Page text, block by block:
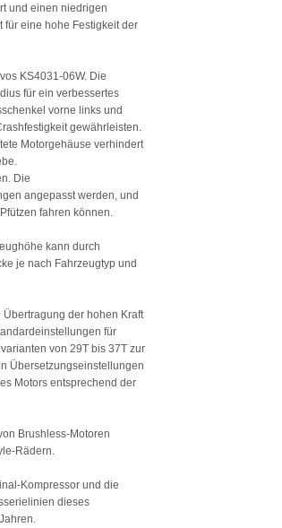
und einen niedrigen
für eine hohe Festigkeit der
KS4031-06W. Die
für ein verbessertes
vorne links und
gewährleisten.
Motorgehäuse verhindert
Die
angepasst werden, und
fahren können.
kann durch
je nach Fahrzeugtyp und
der hohen Kraft
für
von 29T bis 37T zur
Übersetzungseinstellungen
Motors entsprechend der
Brushless-Motoren
Rädern.
Kompressor und die
dieses